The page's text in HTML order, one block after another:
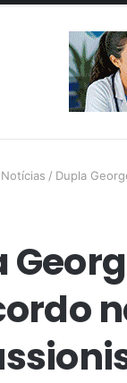
/ Dupla